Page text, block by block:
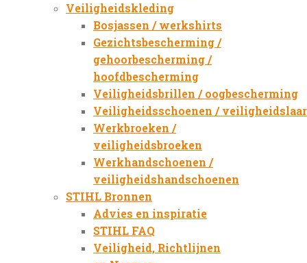
Veiligheidskleding
Bosjassen / werkshirts
Gezichtsbescherming /
gehoorbescherming /
hoofdbescherming
Veiligheidsbrillen / oogbescherming
Veiligheidsschoenen /
Werkbroeken /
veiligheidsbroeken
Werkhandschoenen /
veiligheidshandschoenen
STIHL Bronnen
Advies en inspiratie
STIHL FAQ
Veiligheid, Richtlijnen